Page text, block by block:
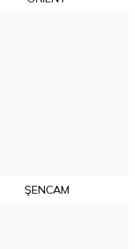
ŞENCAM